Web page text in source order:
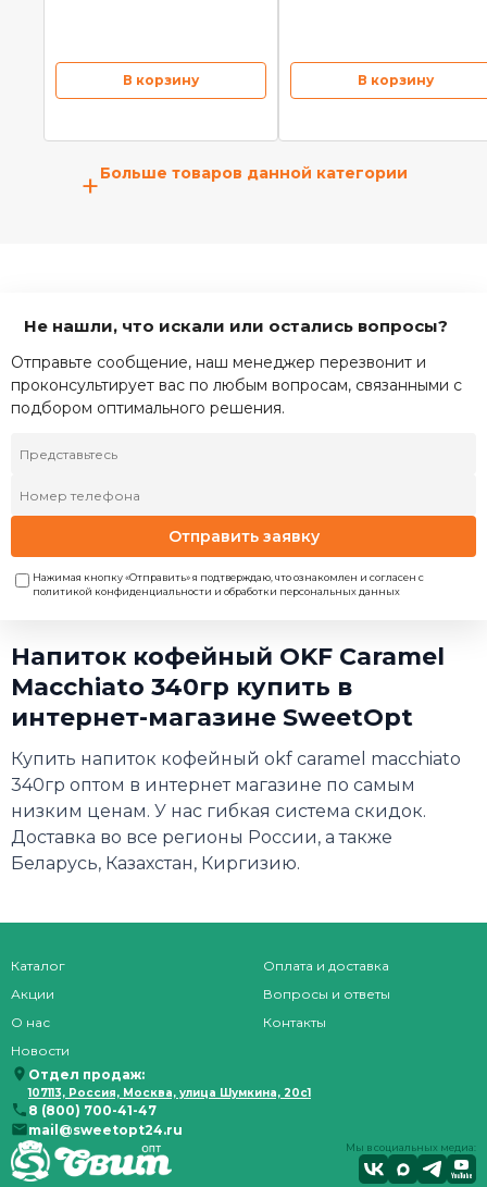
В корзину В корзину
+Больше товаров данной категории
Не нашли, что искали или остались вопросы?
Отправьте сообщение, наш менеджер перезвонит и
проконсультирует вас по любым вопросам, связанными с
подбором оптимального решения.
Отправить заявку
Нажимая кнопку «Отправить» я подтверждаю, что ознакомлен и согласен с
политикой конфиденциальности и обработки персональных данных
Напиток кофейный OKF Caramel
Macchiato 340гр купить в
интернет-магазине SweetOpt
Купить напиток кофейный okf caramel macchiato
340гр оптом в интернет магазине по самым
низким ценам. У нас гибкая система скидок.
Доставка во все регионы России, а также
Беларусь, Казахстан, Киргизию.
Каталог
Акции
О нас
Новости
Оплата и доставка
Вопросы и ответы
Контакты
Отдел продаж:
107113, Россия, Москва, улица Шумкина, 20с1
8 (800) 700-41-47
mail@sweetopt24.ru
Мы в социальных медиа: